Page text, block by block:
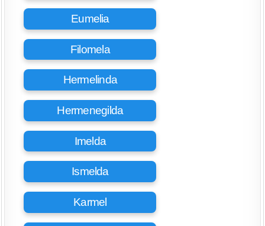
Eumelia
Filomela
Hermelinda
Hermenegilda
Imelda
Ismelda
Karmel